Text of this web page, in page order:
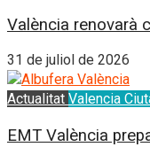
València renovarà
31 de juliol de 2026
Actualitat Valencia
EMT València